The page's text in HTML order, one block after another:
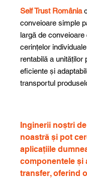
Self Trust România
conveioare simple
largă de
cerințelor
rentabilă a
eficiente și
transportul
Inginerii noștri
noastră și pot
aplicațiile
componentele și
transfer, oferind